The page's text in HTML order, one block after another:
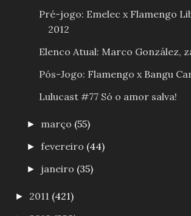
Pré-jogo: Emelec x Flamengo
2012
Elenco Atual: Marco González,
Pós-Jogo: Flamengo x Bangu
Lulucast #77 Só o amor salva!
► março (55)
►fevereiro (44)
► janeiro (35)
► 2011 (421)